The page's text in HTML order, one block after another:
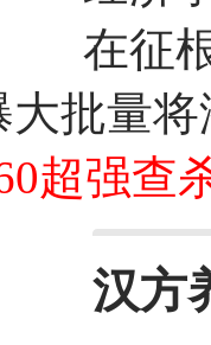
在征
批量
超强查
汉方